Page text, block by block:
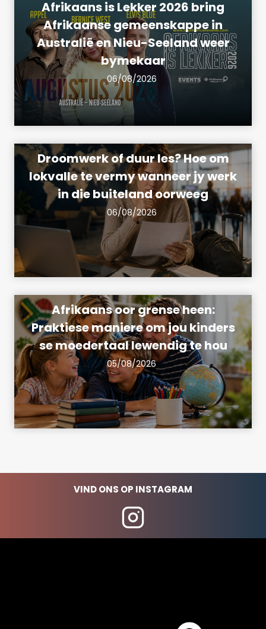
Afrikaans is Lekker 2026 bring
Afrikaanse gemeenskappe in
Australië en Nieu-Seeland weer
bymekaar
06/08/2026
Droomwerk of duur les? Hoe om
lokvalle te vermy wanneer jy werk
in die buiteland oorweeg
06/08/2026
Afrikaans oor grense heen:
Praktiese maniere om jou kinders
se moedertaal lewendig te hou
05/08/2026
VIND ONS OP INSTAGRAM